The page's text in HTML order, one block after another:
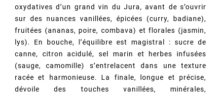
oxydatives d’un grand vin du Jura, avant de s’ouvrir
sur des nuances vanillées, épicées (curry, badiane),
fruitées (ananas, poire, combava) et florales (jasmin,
lys). En bouche, l’équilibre est magistral : sucre de
canne, citron acidulé, sel marin et herbes infusées
(sauge, camomille) s’entrelacent dans une texture
racée et harmonieuse. La finale, longue et précise,
dévoile des touches vanillées, minérales,